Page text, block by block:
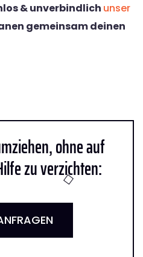
& unverbindlich unser
gemeinsam deinen
ohne auf
zu verzichten: